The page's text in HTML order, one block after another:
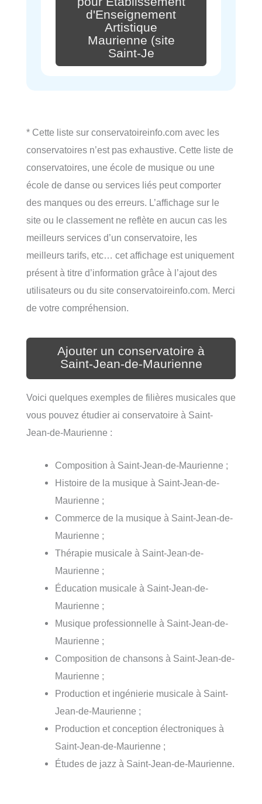
d'Enseignement
Artistique
Maurienne (site
Saint-Je
* Cette liste sur conservatoireinfo.com avec les
conservatoires n’est pas exhaustive. Cette liste de
conservatoires, une école de musique ou une
école de danse ou services liés peut comporter
des manques ou des erreurs. L’affichage sur le
site ou le classement ne reflète en aucun cas les
meilleurs services d’un conservatoire, les
meilleurs tarifs, etc… cet affichage est uniquement
présent à titre d’information grâce à l’ajout des
utilisateurs ou du site conservatoireinfo.com. Merci
de votre compréhension.
Ajouter un conservatoire à
Saint-Jean-de-Maurienne
Voici quelques exemples de filières musicales que
vous pouvez étudier ai conservatoire à Saint-
Jean-de-Maurienne :
Composition à Saint-Jean-de-Maurienne ;
Histoire de la musique à Saint-Jean-de-
Maurienne ;
Commerce de la musique à Saint-Jean-de-
Maurienne ;
Thérapie musicale à Saint-Jean-de-
Maurienne ;
Éducation musicale à Saint-Jean-de-
Maurienne ;
Musique professionnelle à Saint-Jean-de-
Maurienne ;
Composition de chansons à Saint-Jean-de-
Maurienne ;
Production et ingénierie musicale à Saint-
Jean-de-Maurienne ;
Production et conception électroniques à
Saint-Jean-de-Maurienne ;
Études de jazz à Saint-Jean-de-Maurienne.